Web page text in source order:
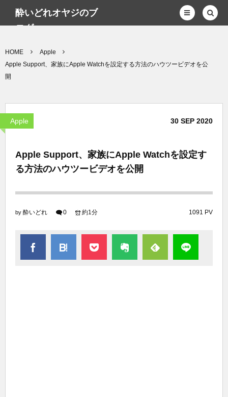
酔いどれオヤジのブ
ログwp
HOME
Apple
Apple Support、家族にApple Watchを設定する方法のハウツービデオを公
開
Apple 30 SEP 2020
Apple Support、家族にApple Watchを設定す
る方法のハウツービデオを公開
by 酔いどれ 0 1091 PV
約1分